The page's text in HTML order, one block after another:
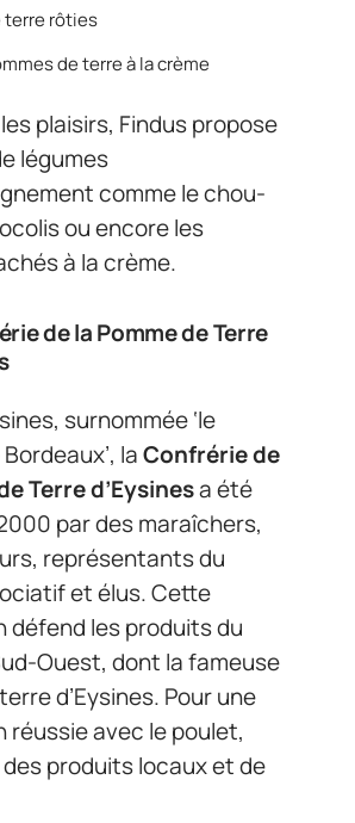
terre rôties
de terre à la crème
plaisirs, Findus propose
légumes
comme le chou-
ou encore les
à la crème.
de la Pomme de Terre
surnommée ‘le
laConfrérie de
Terre d’Eysinesa été
par des maraîchers,
représentants du
et élus. Cette
défend les produits du
Ouest, dont la fameuse
d’Eysines. Pour une
réussie avec le poulet,
produits locaux et de